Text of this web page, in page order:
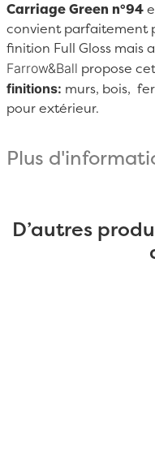
Carriage Green n°94
convient parfaitement
finition Full Gloss mais
Farrow&Ball propose
finitions: murs, bois,
pour extérieur.
Plus
D’autres